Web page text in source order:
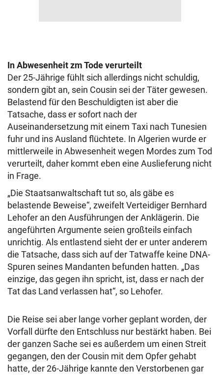
In Abwesenheit zm Tode verurteilt
Der 25-Jährige fühlt sich allerdings nicht schuldig,
sondern gibt an, sein Cousin sei der Täter gewesen.
Belastend für den Beschuldigten ist aber die
Tatsache, dass er sofort nach der
Auseinandersetzung mit einem Taxi nach Tunesien
fuhr und ins Ausland flüchtete. In Algerien wurde er
mittlerweile in Abwesenheit wegen Mordes zum Tod
verurteilt, daher kommt eben eine Auslieferung nicht
in Frage.
„Die Staatsanwaltschaft tut so, als gäbe es
belastende Beweise“, zweifelt Verteidiger Bernhard
Lehofer an den Ausführungen der Anklägerin. Die
angeführten Argumente seien großteils einfach
unrichtig. Als entlastend sieht der er unter anderem
die Tatsache, dass sich auf der Tatwaffe keine DNA-
Spuren seines Mandanten befunden hatten. „Das
einzige, das gegen ihn spricht, ist, dass er nach der
Tat das Land verlassen hat“, so Lehofer.
Die Reise sei aber lange vorher geplant worden, der
Vorfall dürfte den Entschluss nur bestärkt haben. Bei
der ganzen Sache sei es außerdem um einen Streit
gegangen, den der Cousin mit dem Opfer gehabt
hatte, der 26-Jährige kannte den Verstorbenen gar